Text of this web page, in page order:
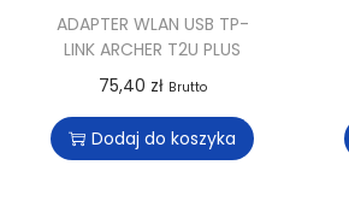
ADAPTER WLAN USB TP-
LINK ARCHER T2U PLUS
75,40 zł Brutto
Dodaj do koszyka